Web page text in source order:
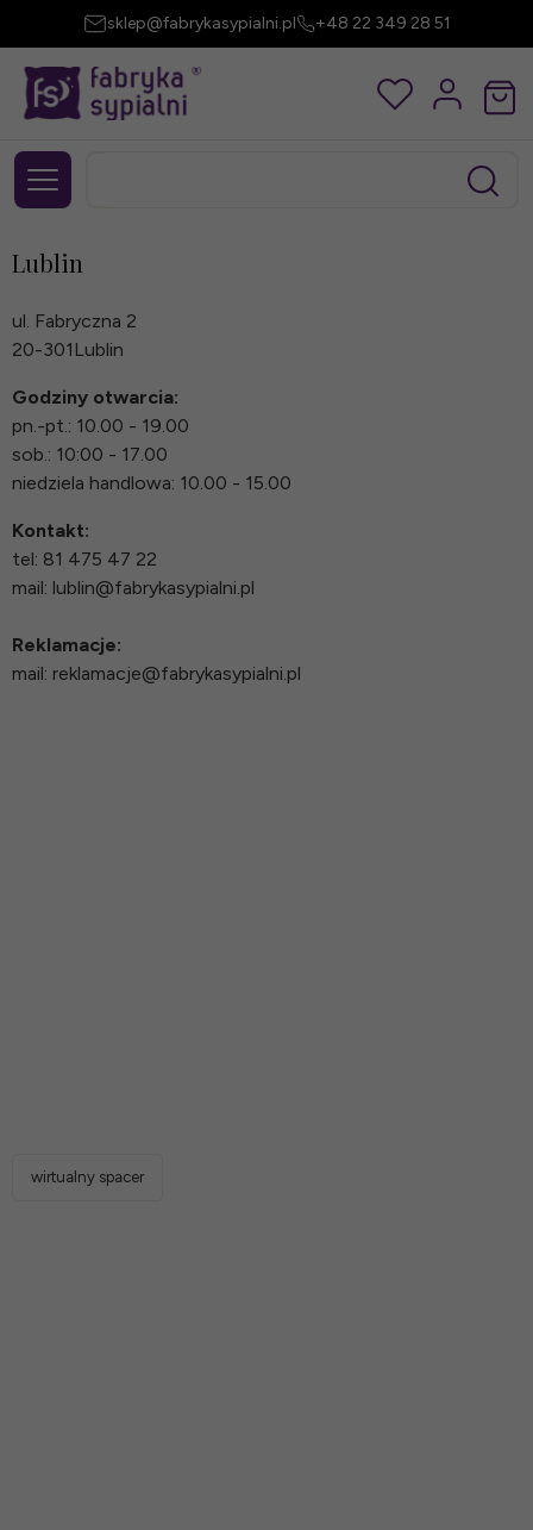
sklep@fabrykasypialni.pl +48 22 349 28 51
Lublin
ul. Fabryczna 2
20-301Lublin
Godziny otwarcia:
pn.-pt.: 10.00 - 19.00
sob.: 10:00 - 17.00
niedziela handlowa: 10.00 - 15.00
Kontakt:
tel: 81 475 47 22
mail: lublin@fabrykasypialni.pl
Reklamacje:
mail: reklamacje@fabrykasypialni.pl
wirtualny spacer